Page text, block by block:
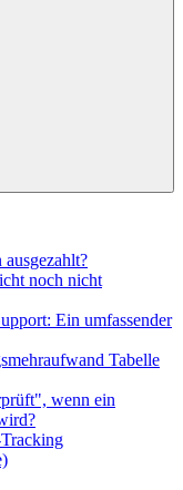
noch nicht
Ein umfassender
Tabelle
wenn ein